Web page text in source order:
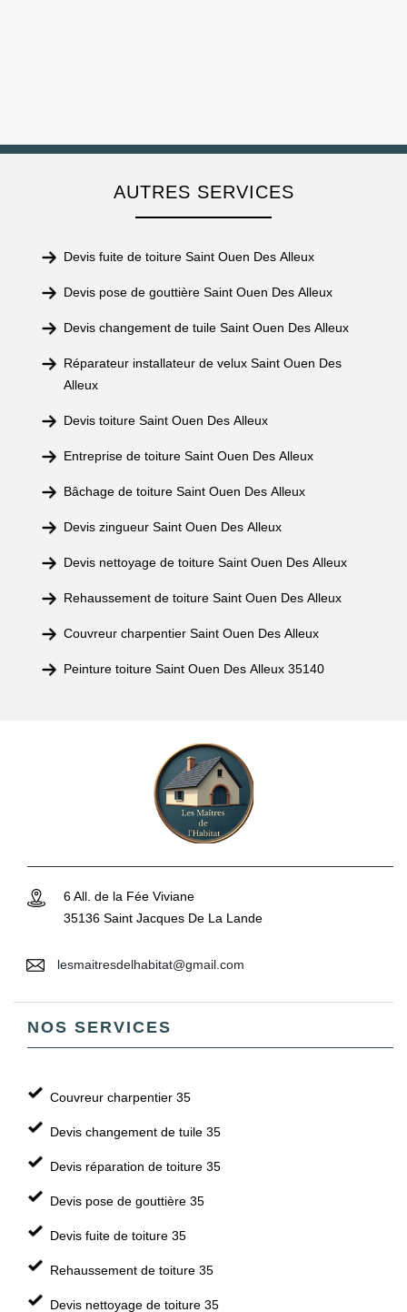
AUTRES SERVICES
Devis fuite de toiture Saint Ouen Des Alleux
Devis pose de gouttière Saint Ouen Des Alleux
Devis changement de tuile Saint Ouen Des Alleux
Réparateur installateur de velux Saint Ouen Des
Alleux
Devis toiture Saint Ouen Des Alleux
Entreprise de toiture Saint Ouen Des Alleux
Bâchage de toiture Saint Ouen Des Alleux
Devis zingueur Saint Ouen Des Alleux
Devis nettoyage de toiture Saint Ouen Des Alleux
Rehaussement de toiture Saint Ouen Des Alleux
Couvreur charpentier Saint Ouen Des Alleux
Peinture toiture Saint Ouen Des Alleux 35140
6 All. de la Fée Viviane
35136 Saint Jacques De La Lande
lesmaitresdelhabitat@gmail.com
NOS SERVICES
Couvreur charpentier 35
Devis changement de tuile 35
Devis réparation de toiture 35
Devis pose de gouttière 35
Devis fuite de toiture 35
Rehaussement de toiture 35
Devis nettoyage de toiture 35